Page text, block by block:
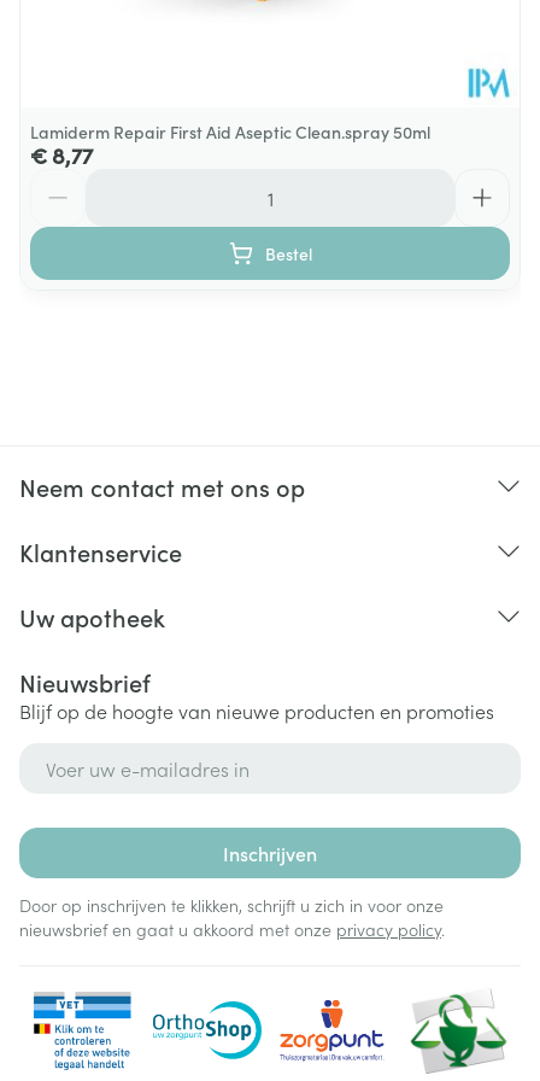
Lamiderm Repair First Aid Aseptic Clean.spray 50ml
€ 8,77
Bestel
Neem contact met ons op
Klantenservice
Uw apotheek
Nieuwsbrief
Blijf op de hoogte van nieuwe producten en promoties
Inschrijven
Door op inschrijven te klikken, schrijft u zich in voor onze
nieuwsbrief en gaat u akkoord met onze privacy policy.